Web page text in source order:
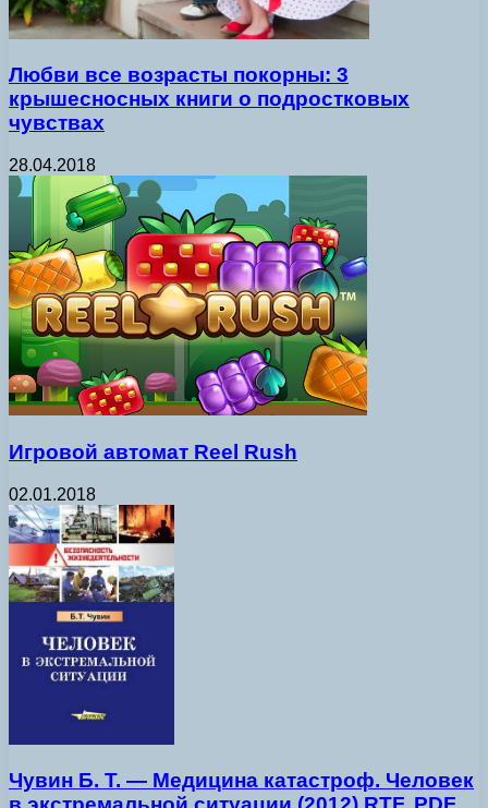
Любви все возрасты покорны: 3
крышесносных книги о подростковых
чувствах
28.04.2018
Игровой автомат Reel Rush
02.01.2018
Чувин Б. Т. — Медицина катастроф. Человек